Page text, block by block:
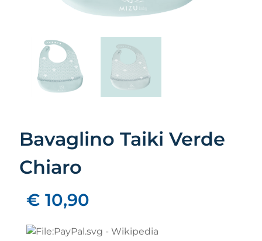
Bavaglino Taiki Verde
Chiaro
€ 10,90